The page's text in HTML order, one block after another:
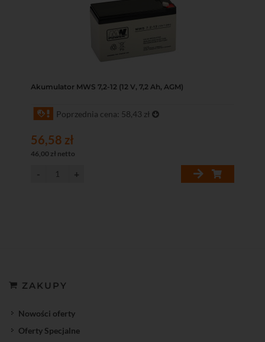
Akumulator MWS 7,2-12 (12 V, 7,2 Ah, AGM)
Poprzednia cena: 58,43 zł
56,58 zł
46,00 zł netto
ZAKUPY
Nowości oferty
Oferty Specjalne